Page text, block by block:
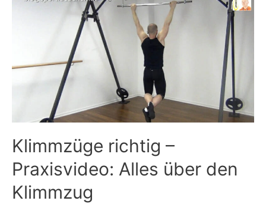
Klimmzüge richtig –
Praxisvideo: Alles über den
Klimmzug